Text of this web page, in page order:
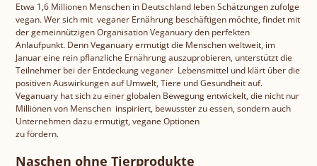
Pic-Nic BREAK
Etwa 1,6 Millionen Menschen in Deutschland leben Schätzungen zufolge
vegan. Wer sich mit veganer Ernährung beschäftigen möchte, findet mit
der gemeinnützigen Organisation Veganuary den perfekten
Anlaufpunkt. Denn Veganuary ermutigt die Menschen weltweit, im
Januar eine rein pflanzliche Ernährung auszuprobieren, unterstützt die
Teilnehmer bei der Entdeckung veganer Lebensmittel und klärt über die
positiven Auswirkungen auf Umwelt, Tiere und Gesundheit auf.
Veganuary hat sich zu einer globalen Bewegung entwickelt, die nicht nur
Millionen von Menschen inspiriert, bewusster zu essen, sondern auch
Unternehmen dazu ermutigt, vegane Optionen
zu fördern.
Naschen ohne Tierprodukte